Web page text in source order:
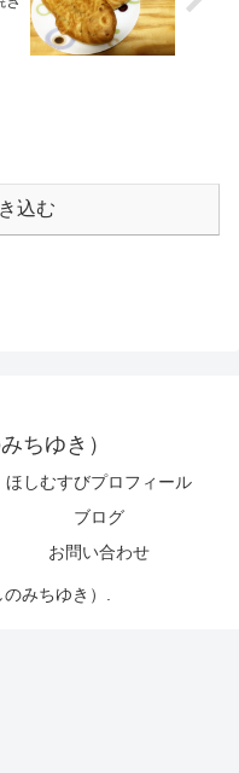
込む
ちゆき）
ほしむすびプロフィール
ブログ
お問い合わせ
みちゆき）.